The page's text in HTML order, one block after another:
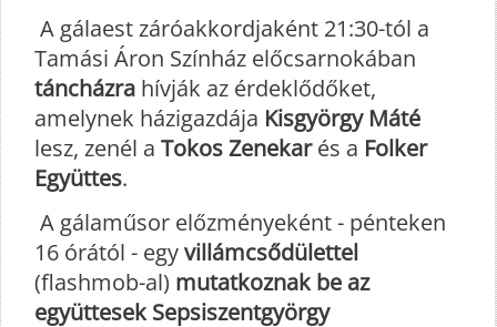
A gálaest záróakkordjaként 21:30-tól a
Tamási Áron Színház előcsarnokában
táncházra hívják az érdeklődőket,
amelynek házigazdája Kisgyörgy Máté
lesz, zenél a Tokos Zenekarés a Folker
Együttes.
A gálaműsor előzményeként - pénteken
16 órától - egyvillámcsődülettel
(flashmob-al) mutatkoznak be az
együttesek Sepsiszentgyörgy